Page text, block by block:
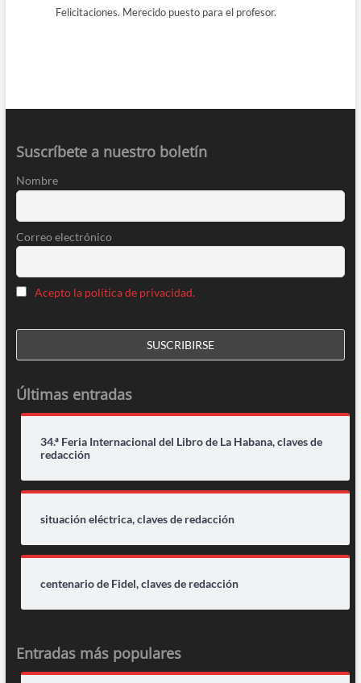
Felicitaciones. Merecido puesto para el profesor.
Suscríbete a nuestro boletín
Nombre
Correo electrónico
Acepto la política de privacidad.
Últimas entradas
34.ª Feria Internacional del Libro de La Habana, claves de
redacción
situación eléctrica, claves de redacción
centenario de Fidel, claves de redacción
Entradas más populares